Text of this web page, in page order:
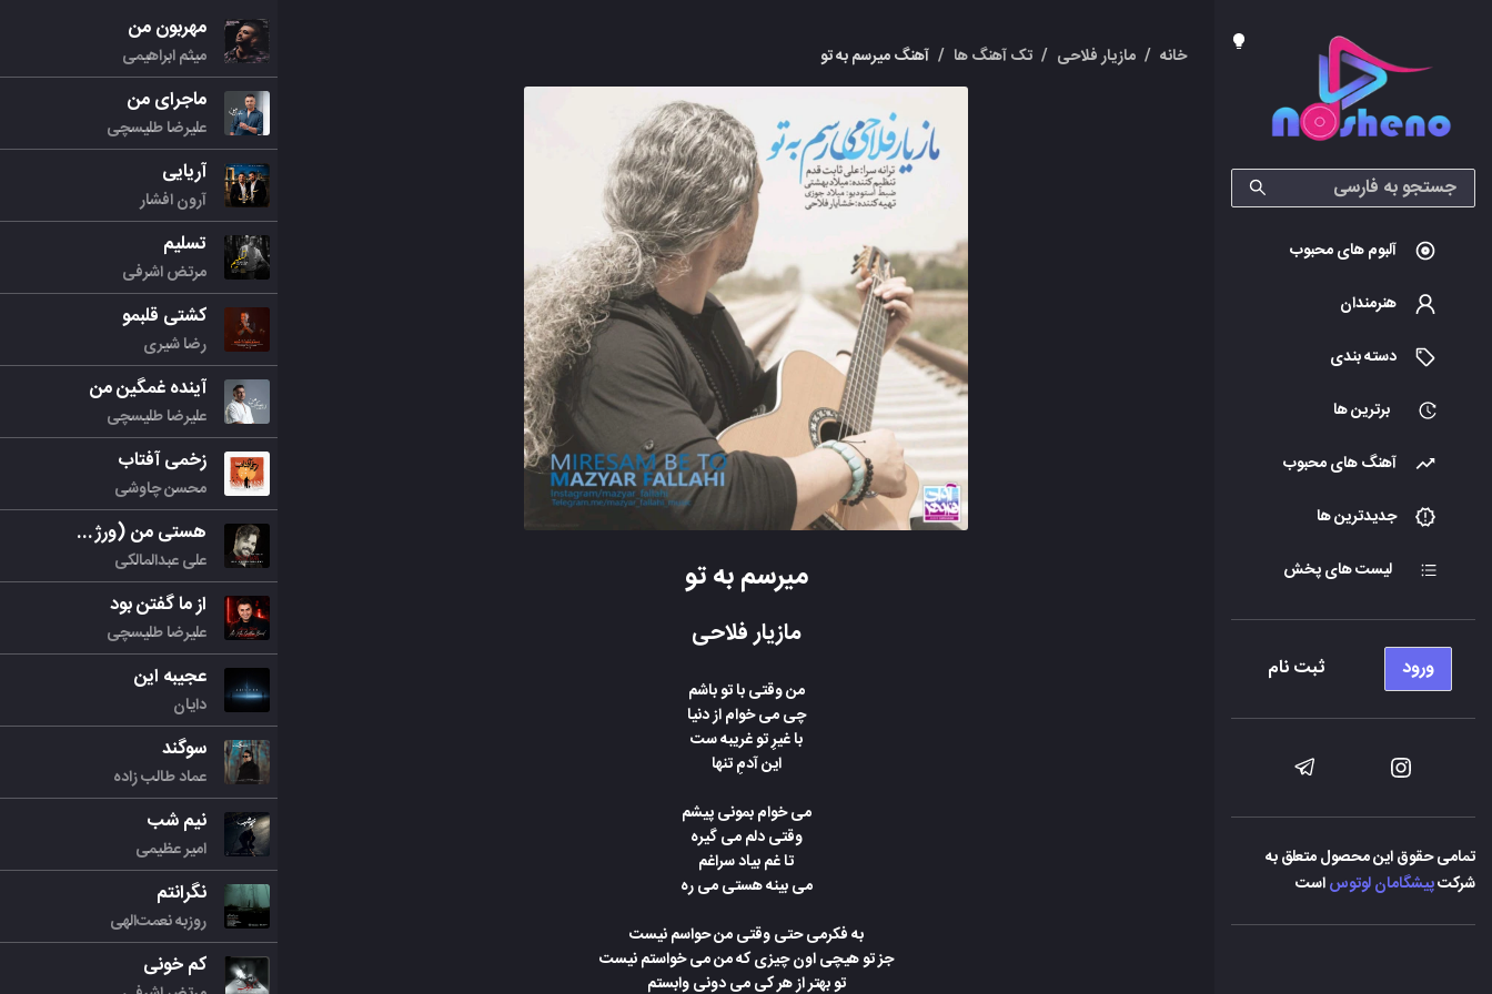
آلبوم های محبوب
هنرمندان
دسته بندی
برترین ها
آهنگ های محبوب
جدیدترین ها
لیست های پخش
ورود ثبت نام
تمامی حقوق این محصول متعلق به
شرکتپیشگامان لوتوساست
خانه / مازیار فلاحی / تک آهنگ ها / آهنگ میرسم به تو
میرسم به تو
مازیار فلاحی
من وقتی با تو باشم
چی می خوام از دنیا
با غیرِ تو غریبه ست
این آدمِ تنها
می خوام بمونی پیشم
وقتی دلم می گیره
تا غم بیاد سراغم
می بینه هستی می ره
به فکرمی حتی وقتی من حواسم نیست
جز تو هیچی اون چیزی که من می خواستم نیست
تو بهتر از هر کی می دونی وابستم
مهربون من
میثم ابراهیمی
ماجرای من
علیرضا طلیسچی
آریایی
آرون افشار
تسلیم
مرتض اشرفی
کشتی قلبمو
رضا شیری
آینده غمگین من
علیرضا طلیسچی
زخمی آفتاب
محسن چاوشی
هستی من (ورژن جدید)
علی عبدالمالکی
از ما گفتن بود
علیرضا طلیسچی
عجیبه این
دایان
سوگند
عماد طالب زاده
نیم شب
امیر عظیمی
نگرانتم
روزبه نعمت‌الهی
کم خونی